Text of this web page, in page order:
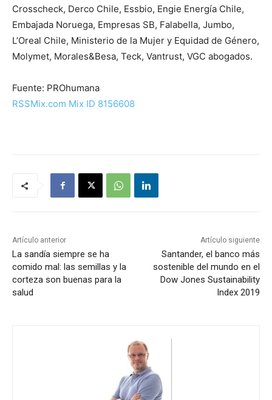
Crosscheck, Derco Chile, Essbio, Engie Energía Chile,
Embajada Noruega, Empresas SB, Falabella, Jumbo,
L’Oreal Chile, Ministerio de la Mujer y Equidad de Género,
Molymet, Morales&Besa, Teck, Vantrust, VGC abogados.
Fuente: PROhumana
RSSMix.com Mix ID 8156608
Artículo anterior
La sandía siempre se ha
comido mal: las semillas y la
corteza son buenas para la
salud
Artículo siguiente
Santander, el banco más
sostenible del mundo en el
Dow Jones Sustainability
Index 2019